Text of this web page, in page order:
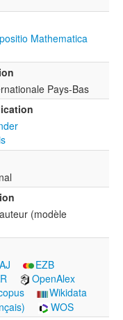
Mathematica
Pays-Bas
(modèle
EZB
OpenAlex
Wikidata
WOS